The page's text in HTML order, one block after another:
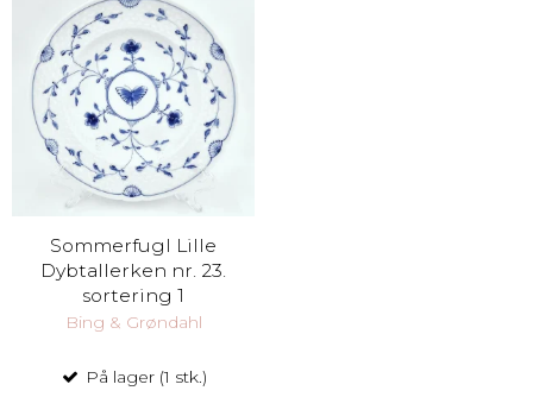
Sommerfugl Lille
Dybtallerken nr. 23.
sortering 1
Bing & Grøndahl
På lager (1 stk.)